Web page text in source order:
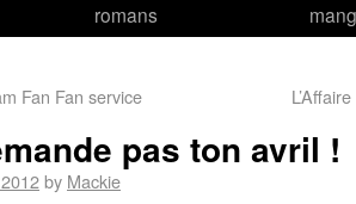
romans
Fan Fan service
pas ton avril !
by Mackie